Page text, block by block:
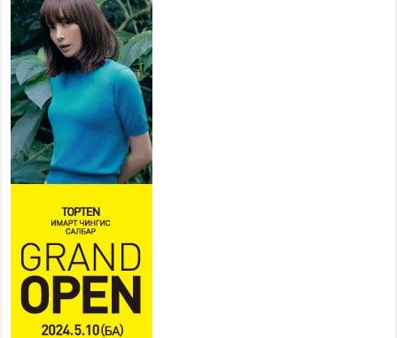
сэргийлж, холбогдох
байгууллагууд өндөржүүлсэн
бэлэн байдалд ажиллаж байна
2026 оны 7 сар 15 / 13 цаг 06 минут
Монгол адууны үнэ цэнийг
дэлхийд сурталчлах “Дэлхийн
адууны өдөр”-т 15000 морьтон
оролцож байна
2026 оны 7 сар 15 / 11 цаг 51 минут
Шагайн харвааны насанд хүрэгчдийн багийн
шилдгүүд шалгарав
2026 оны 7 сар 15 / 11 цаг 45 минут
Үндэсний их баяр наадмын сур харвааны
шагналыг нийслэлийн Засаг дарга бөгөөд
Улаанбаатар хотын Захирагч Б.Пүрэвдагва
гардууллаа
2026 оны 7 сар 15 / 11 цаг 41 минут